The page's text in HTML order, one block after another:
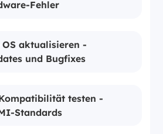
Fehler
OS aktualisieren -
und Bugfixes
testen -
Standards